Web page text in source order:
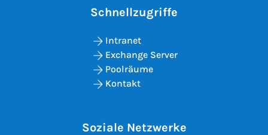
Schnellzugriffe
Intranet
Exchange Server
Poolräume
Kontakt
Soziale Netzwerke